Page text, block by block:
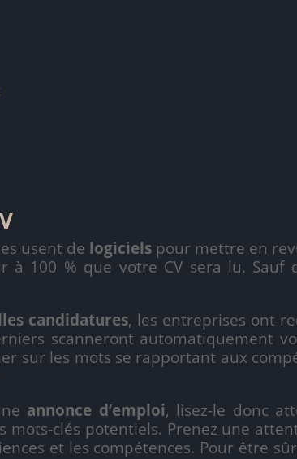
usent de logicielspour mettre en
à 100 % que votre CV sera lu.
candidatures, les entreprises ont
scanneront automatiquement
sur les mots se rapportant aux
annonce d’emploi, lisez-le donc
mots-clés potentiels. Prenez une
et les compétences. Pour être